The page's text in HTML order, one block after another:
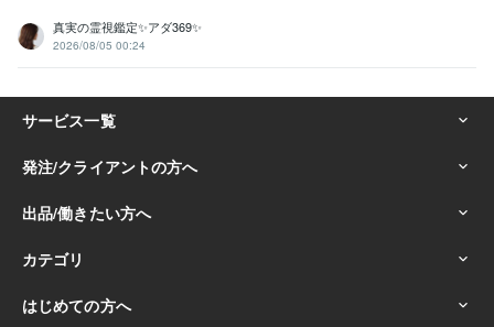
真実の霊視鑑定✨アダ369✨
2026/08/05 00:24